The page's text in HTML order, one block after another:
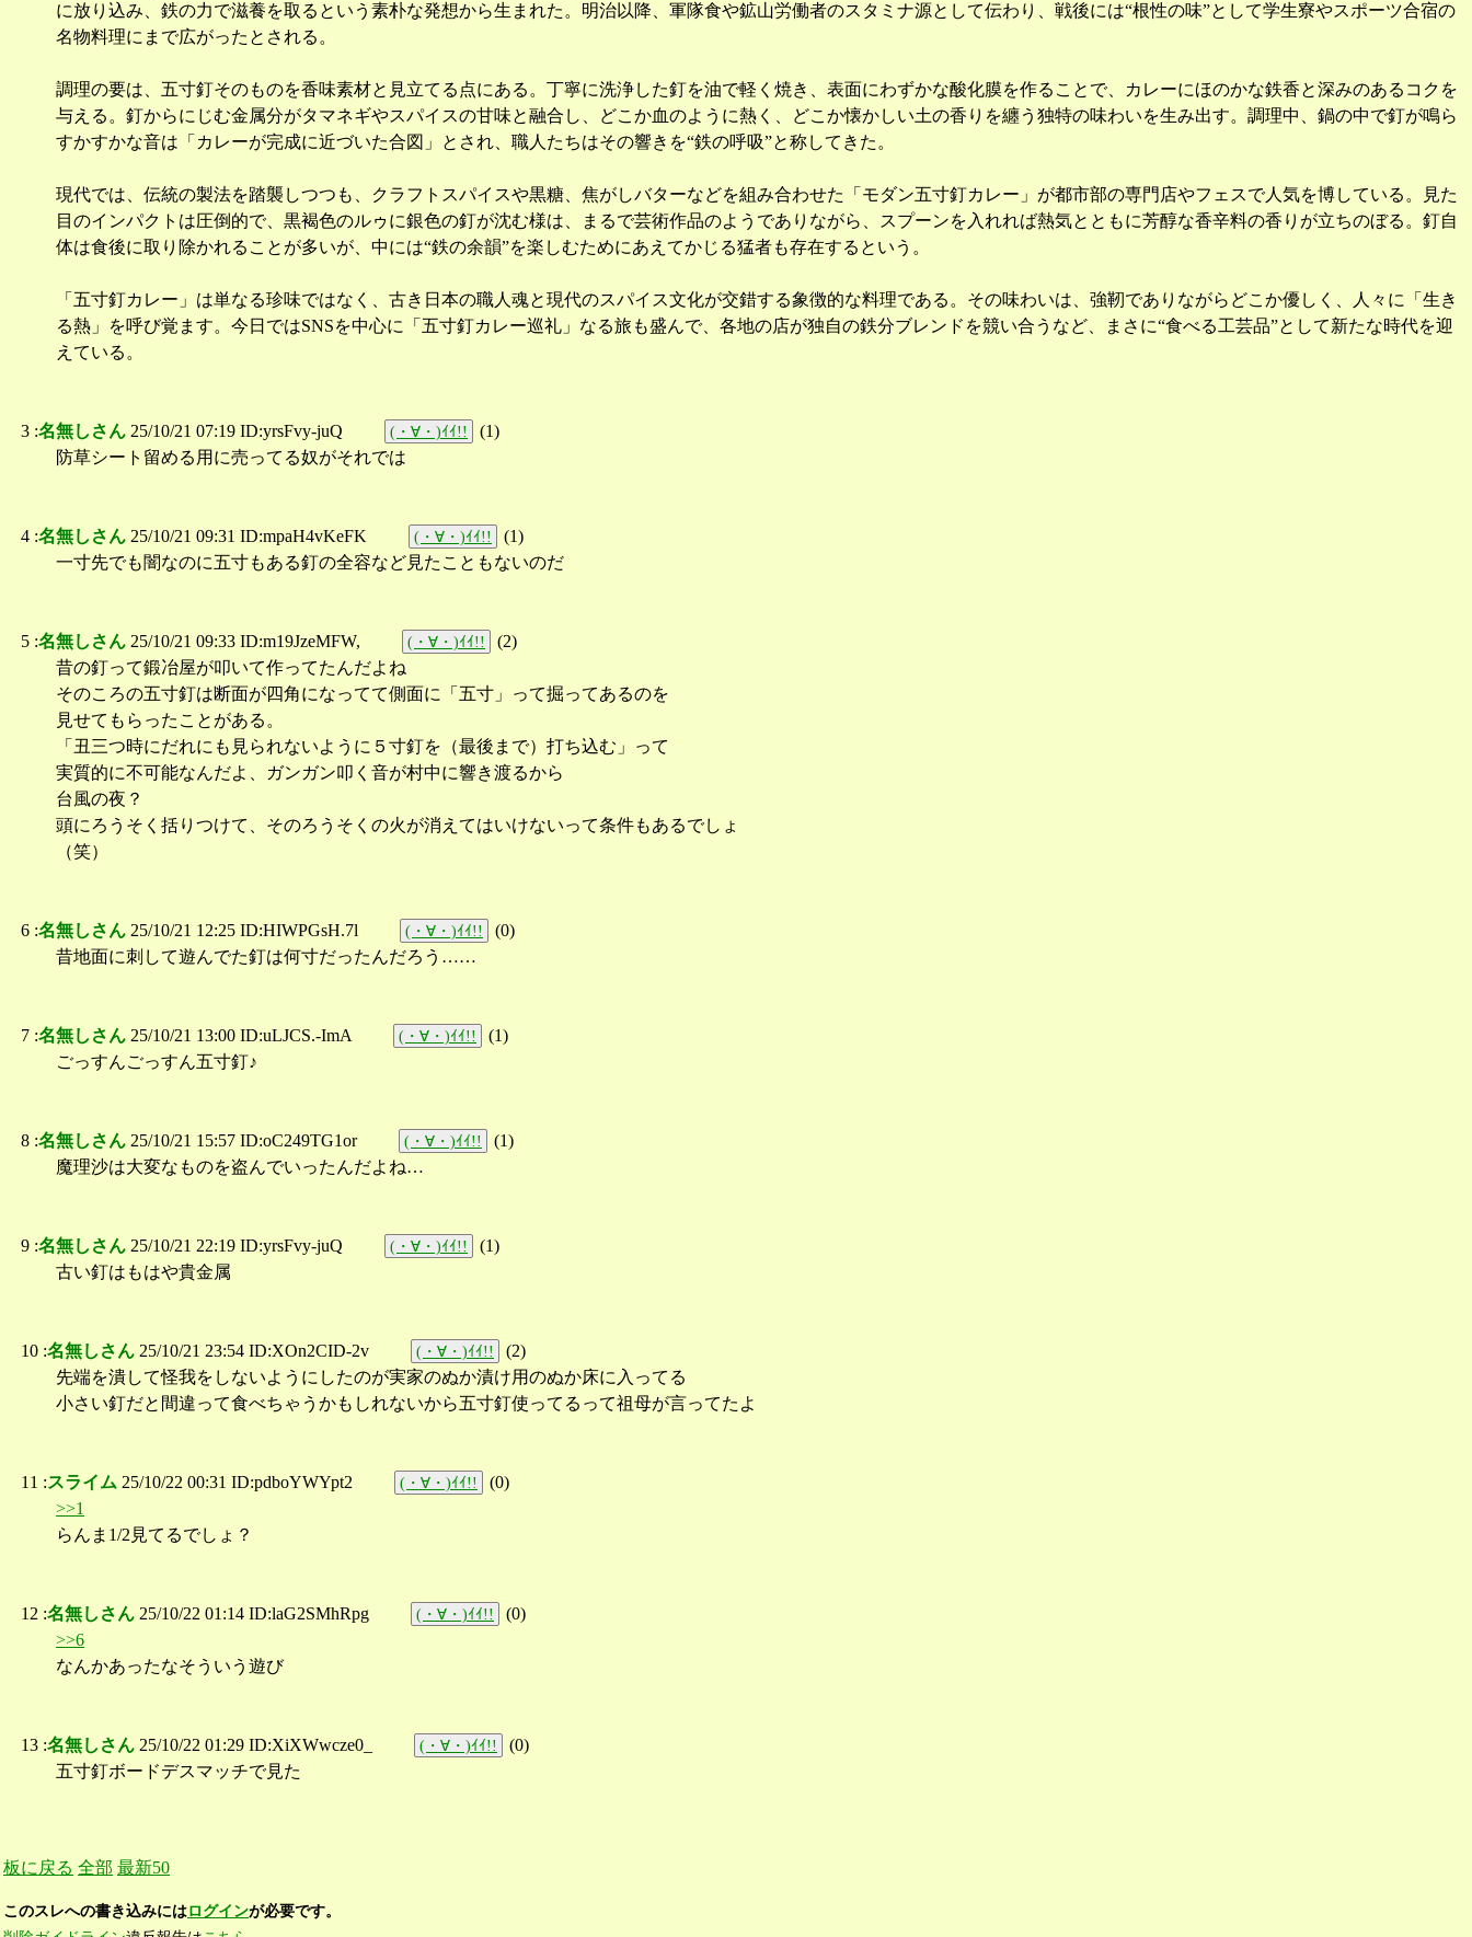
に放り込み、鉄の力で滋養を取るという素朴な発想から生まれた。明治以降、軍隊食や鉱山労働者のスタミナ源として伝わり、戦後には“根性の味”として学生寮やスポーツ合宿の
名物料理にまで広がったとされる。
調理の要は、五寸釘そのものを香味素材と見立てる点にある。丁寧に洗浄した釘を油で軽く焼き、表面にわずかな酸化膜を作ることで、カレーにほのかな鉄香と深みのあるコクを
与える。釘からにじむ金属分がタマネギやスパイスの甘味と融合し、どこか血のように熱く、どこか懐かしい土の香りを纏う独特の味わいを生み出す。調理中、鍋の中で釘が鳴ら
すかすかな音は「カレーが完成に近づいた合図」とされ、職人たちはその響きを“鉄の呼吸”と称してきた。
現代では、伝統の製法を踏襲しつつも、クラフトスパイスや黒糖、焦がしバターなどを組み合わせた「モダン五寸釘カレー」が都市部の専門店やフェスで人気を博している。見た
目のインパクトは圧倒的で、黒褐色のルゥに銀色の釘が沈む様は、まるで芸術作品のようでありながら、スプーンを入れれば熱気とともに芳醇な香辛料の香りが立ちのぼる。釘自
体は食後に取り除かれることが多いが、中には“鉄の余韻”を楽しむためにあえてかじる猛者も存在するという。
「五寸釘カレー」は単なる珍味ではなく、古き日本の職人魂と現代のスパイス文化が交錯する象徴的な料理である。その味わいは、強靭でありながらどこか優しく、人々に「生き
る熱」を呼び覚ます。今日ではSNSを中心に「五寸釘カレー巡礼」なる旅も盛んで、各地の店が独自の鉄分ブレンドを競い合うなど、まさに“食べる工芸品”として新たな時代を迎
えている。
3 :名無しさん 25/10/21 07:19 ID:yrsFvy-juQ (・∀・)ｲｲ!! (1)
防草シート留める用に売ってる奴がそれでは
4 :名無しさん 25/10/21 09:31 ID:mpaH4vKeFK (・∀・)ｲｲ!! (1)
一寸先でも闇なのに五寸もある釘の全容など見たこともないのだ
5 :名無しさん 25/10/21 09:33 ID:m19JzeMFW, (・∀・)ｲｲ!! (2)
昔の釘って鍛冶屋が叩いて作ってたんだよね
そのころの五寸釘は断面が四角になってて側面に「五寸」って掘ってあるのを
見せてもらったことがある。
「丑三つ時にだれにも見られないように５寸釘を（最後まで）打ち込む」って
実質的に不可能なんだよ、ガンガン叩く音が村中に響き渡るから
台風の夜？
頭にろうそく括りつけて、そのろうそくの火が消えてはいけないって条件もあるでしょ
（笑）
6 :名無しさん 25/10/21 12:25 ID:HIWPGsH.7l (・∀・)ｲｲ!! (0)
昔地面に刺して遊んでた釘は何寸だったんだろう……
7 :名無しさん 25/10/21 13:00 ID:uLJCS.-ImA (・∀・)ｲｲ!! (1)
ごっすんごっすん五寸釘♪
8 :名無しさん 25/10/21 15:57 ID:oC249TG1or (・∀・)ｲｲ!! (1)
魔理沙は大変なものを盗んでいったんだよね…
9 :名無しさん 25/10/21 22:19 ID:yrsFvy-juQ (・∀・)ｲｲ!! (1)
古い釘はもはや貴金属
10 :名無しさん 25/10/21 23:54 ID:XOn2CID-2v (・∀・)ｲｲ!! (2)
先端を潰して怪我をしないようにしたのが実家のぬか漬け用のぬか床に入ってる
小さい釘だと間違って食べちゃうかもしれないから五寸釘使ってるって祖母が言ってたよ
11 :スライム 25/10/22 00:31 ID:pdboYWYpt2 (・∀・)ｲｲ!! (0)
>>1
らんま1/2見てるでしょ？
12 :名無しさん 25/10/22 01:14 ID:laG2SMhRpg (・∀・)ｲｲ!! (0)
>>6
なんかあったなそういう遊び
13 :名無しさん 25/10/22 01:29 ID:XiXWwcze0_ (・∀・)ｲｲ!! (0)
五寸釘ボードデスマッチで見た
板に戻る 全部 最新50
このスレへの書き込みにはログインが必要です。